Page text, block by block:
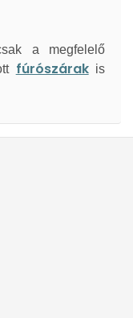
a megfelelő
fúrószárakis